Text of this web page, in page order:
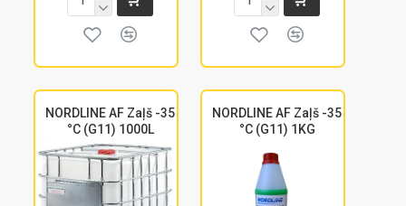
NORDLINE AF Zaļš -35
°C (G11) 1000L
NORDLINE AF Zaļš -35
°C (G11) 1KG